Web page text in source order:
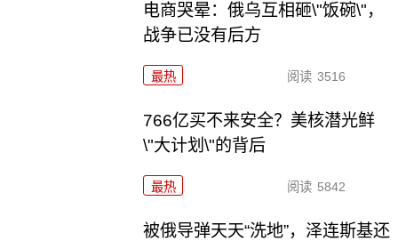
电商哭晕：俄乌互相砸\"饭碗\"，
战争已没有后方
最热 阅读 3516
766亿买不来安全？美核潜光鲜
\"大计划\"的背后
最热 阅读 5842
被俄导弹天天“洗地”，泽连斯基还